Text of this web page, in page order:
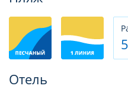
Отель